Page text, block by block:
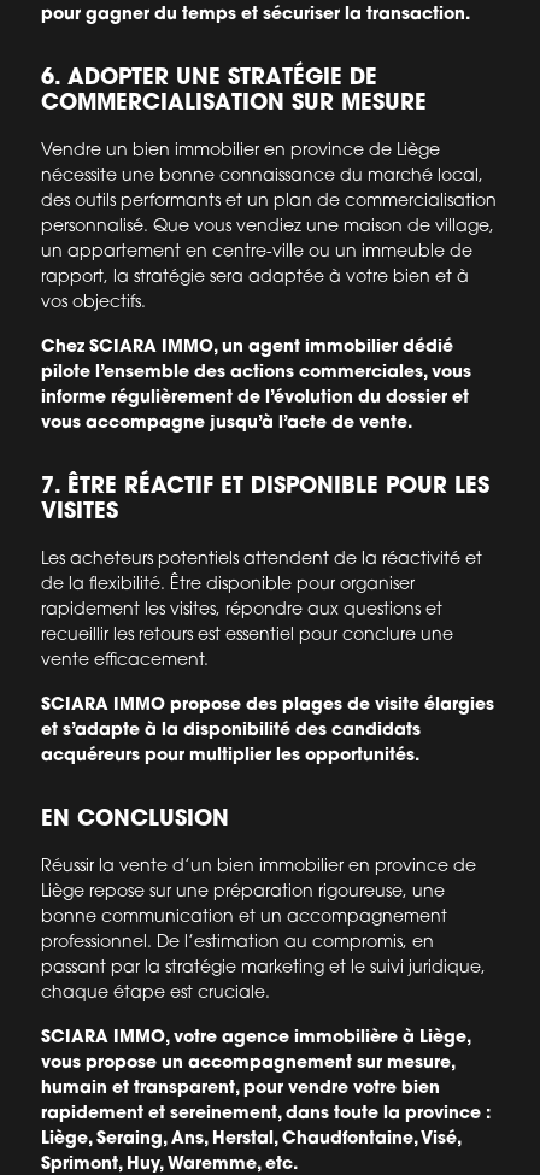
pour gagner du temps et sécuriser la transaction.
6. ADOPTER UNE STRATÉGIE DE
COMMERCIALISATION SUR MESURE
Vendre un bien immobilier en province de Liège
nécessite une bonne connaissance du marché local,
des outils performants et un plan de commercialisation
personnalisé. Que vous vendiez une maison de village,
un appartement en centre-ville ou un immeuble de
rapport, la stratégie sera adaptée à votre bien et à
vos objectifs.
Chez SCIARA IMMO, un agent immobilier dédié
pilote l’ensemble des actions commerciales, vous
informe régulièrement de l’évolution du dossier et
vous accompagne jusqu’à l’acte de vente.
7. ÊTRE RÉACTIF ET DISPONIBLE POUR LES
VISITES
Les acheteurs potentiels attendent de la réactivité et
de la flexibilité. Être disponible pour organiser
rapidement les visites, répondre aux questions et
recueillir les retours est essentiel pour conclure une
vente efficacement.
SCIARA IMMO propose des plages de visite élargies
et s’adapte à la disponibilité des candidats
acquéreurs pour multiplier les opportunités.
EN CONCLUSION
Réussir la vente d’un bien immobilier en province de
Liège repose sur une préparation rigoureuse, une
bonne communication et un accompagnement
professionnel. De l’estimation au compromis, en
passant par la stratégie marketing et le suivi juridique,
chaque étape est cruciale.
SCIARA IMMO, votre agence immobilière à Liège,
vous propose un accompagnement sur mesure,
humain et transparent, pour vendre votre bien
rapidement et sereinement, dans toute la province :
Liège, Seraing, Ans, Herstal, Chaudfontaine, Visé,
Sprimont, Huy, Waremme, etc.